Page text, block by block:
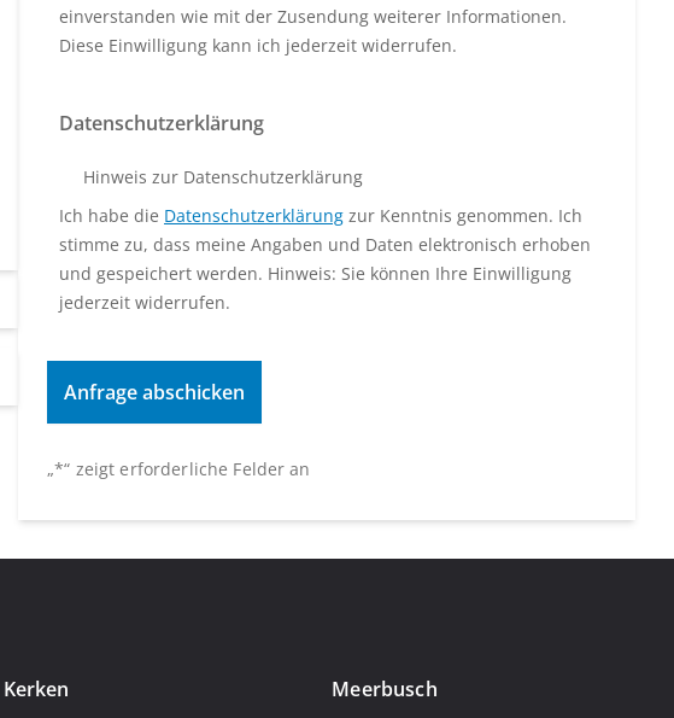
„*“ zeigt erforderliche Felder an
einverstanden wie mit der Zusendung weiterer Informationen.
Diese Einwilligung kann ich jederzeit widerrufen.
Datenschutzerklärung
Hinweis zur Datenschutzerklärung
Ich habe die Datenschutzerklärung zur Kenntnis genommen. Ich
stimme zu, dass meine Angaben und Daten elektronisch erhoben
und gespeichert werden. Hinweis: Sie können Ihre Einwilligung
jederzeit widerrufen.
Kerken Meerbusch